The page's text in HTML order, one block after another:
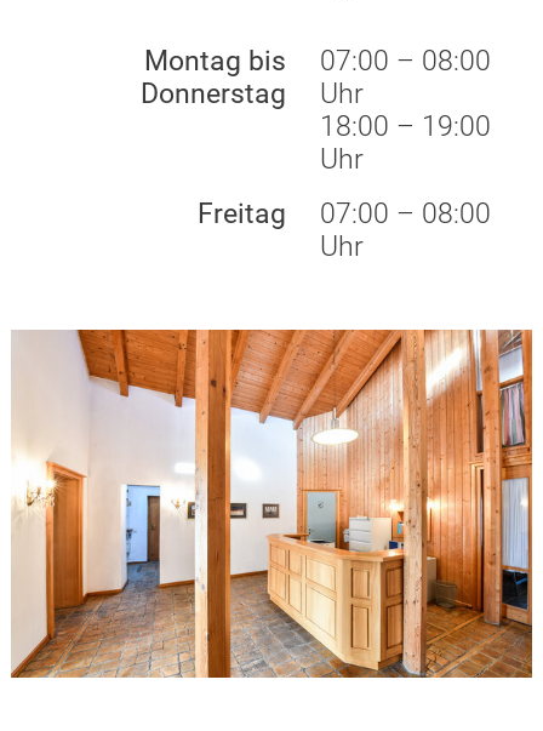
Montag bis
Donnerstag
07:00 – 08:00
Uhr
18:00 – 19:00
Uhr
Freitag
07:00 – 08:00
Uhr